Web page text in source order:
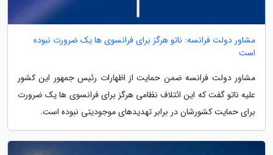
مشاور دولت فرانسه: ناتو هرگز برای فرانسوی ها یک ضرورت نبوده
است
مشاور دولت فرانسه ضمن حمایت از اظهارات رئیس جمهور این کشور
علیه ناتو گفت که این ائتلاف نظامی هرگز برای فرانسوی ها یک ضرورت
برای حمایت کشورشان در برابر تهدیدهای موجودیتی نبوده است.